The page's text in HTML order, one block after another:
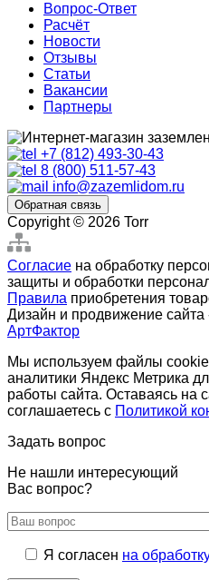
Вопрос-Ответ
Расчёт
Новости
Отзывы
Статьи
Вакансии
Партнеры
+7 (812) 493-30-43
8 (800) 511-57-43
info@zazemlidom.ru
Обратная связь
Copyright © 2026 Torr
Согласие на обработку
защиты и обработки
Правила приобретения
Дизайн и продвижение сайта
АртФактор
Мы используем файлы cookie
аналитики Яндекс Метрика
работы сайта. Оставаясь на
соглашаетесь с Политикой
Задать вопрос
Не нашли интересующий
Вас вопрос?
Я согласен на